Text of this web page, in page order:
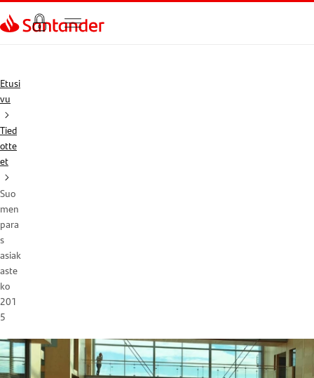
Siirry sivulle
Etusi
vu
Tied
otte
et
Suo
men
para
s
asiak
aste
ko
201
5